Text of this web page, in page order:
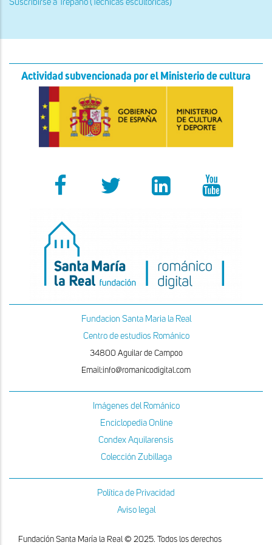
Suscribirse a Trépano (Técnicas escultóricas)
Actividad subvencionada por el Ministerio de cultura
Fundacion Santa Maria la Real
Centro de estudios Románico
34800 Aguilar de Campoo
Email:info@romanicodigital.com
Imágenes del Románico
Enciclopedia Online
Condex Aquilarensis
Colección Zubillaga
Política de Privacidad
Aviso legal
Fundación Santa María la Real © 2025. Todos los derechos